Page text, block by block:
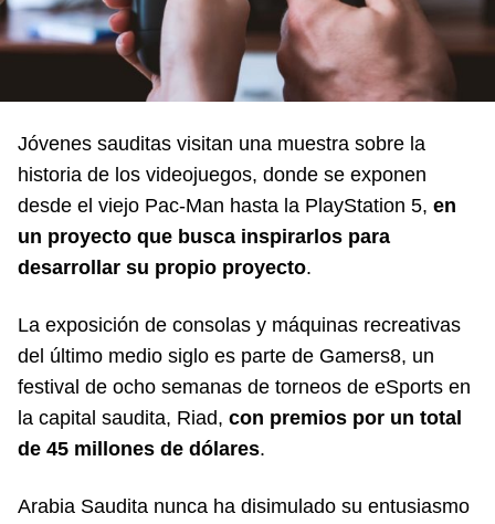
Jóvenes sauditas visitan una muestra sobre la
historia de los videojuegos, donde se exponen
desde el viejo Pac-Man hasta la PlayStation 5, en
un proyecto que busca inspirarlos para
desarrollar su propio proyecto.
La exposición de consolas y máquinas recreativas
del último medio siglo es parte de Gamers8, un
festival de ocho semanas de torneos de eSports en
la capital saudita, Riad, con premios por un total
de 45 millones de dólares.
Arabia Saudita nunca ha disimulado su entusiasmo